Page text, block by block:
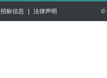
招标信息 法律声明 ©